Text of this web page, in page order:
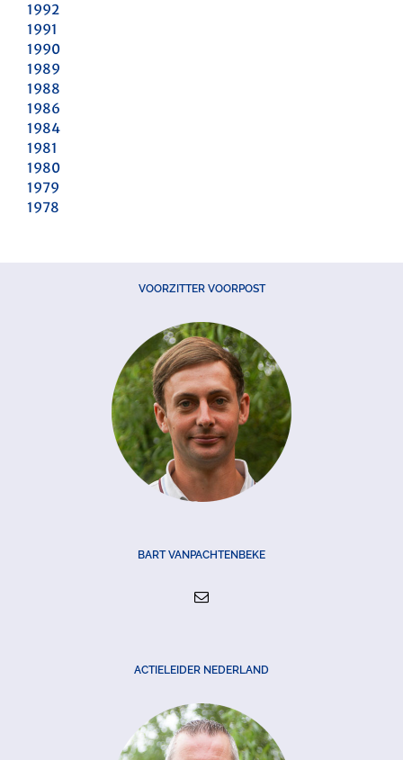
1992
1991
1990
1989
1988
1986
1984
1981
1980
1979
1978
VOORZITTER VOORPOST
BART VANPACHTENBEKE
ACTIELEIDER NEDERLAND